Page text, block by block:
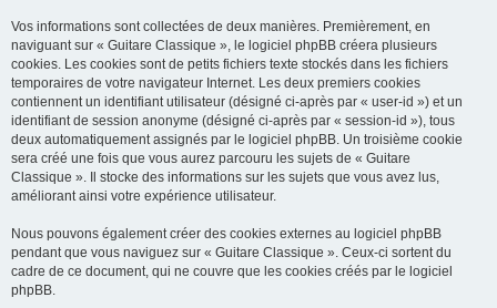
Vos informations sont collectées de deux manières. Premièrement, en
naviguant sur « Guitare Classique », le logiciel phpBB créera plusieurs
cookies. Les cookies sont de petits fichiers texte stockés dans les fichiers
temporaires de votre navigateur Internet. Les deux premiers cookies
contiennent un identifiant utilisateur (désigné ci-après par « user-id ») et un
identifiant de session anonyme (désigné ci-après par « session-id »), tous
deux automatiquement assignés par le logiciel phpBB. Un troisième cookie
sera créé une fois que vous aurez parcouru les sujets de « Guitare
Classique ». Il stocke des informations sur les sujets que vous avez lus,
améliorant ainsi votre expérience utilisateur.
Nous pouvons également créer des cookies externes au logiciel phpBB
pendant que vous naviguez sur « Guitare Classique ». Ceux-ci sortent du
cadre de ce document, qui ne couvre que les cookies créés par le logiciel
phpBB.